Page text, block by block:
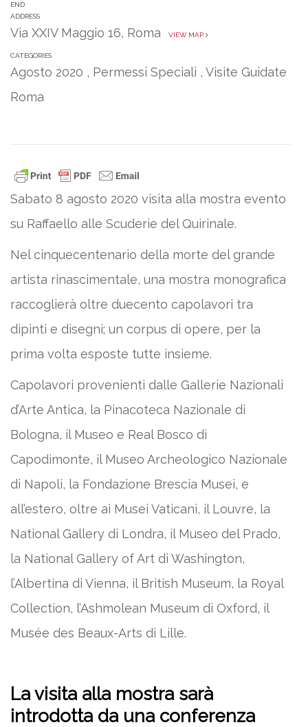
END
ADDRESS
Via XXIV Maggio 16, Roma VIEW MAP
CATEGORIES
Agosto 2020 , Permessi Speciali , Visite Guidate
Roma
Sabato 8 agosto 2020 visita alla mostra evento
su Raffaello alle Scuderie del Quirinale.
Nel cinquecentenario della morte del grande
artista rinascimentale, una mostra monografica
raccoglierà oltre duecento capolavori tra
dipinti e disegni; un corpus di opere, per la
prima volta esposte tutte insieme.
Capolavori provenienti dalle Gallerie Nazionali
d’Arte Antica, la Pinacoteca Nazionale di
Bologna, il Museo e Real Bosco di
Capodimonte, il Museo Archeologico Nazionale
di Napoli, la Fondazione Brescia Musei, e
all’estero, oltre ai Musei Vaticani, il Louvre, la
National Gallery di Londra, il Museo del Prado,
la National Gallery of Art di Washington,
l’Albertina di Vienna, il British Museum, la Royal
Collection, l’Ashmolean Museum di Oxford, il
Musée des Beaux-Arts di Lille.
La visita alla mostra sarà
introdotta da una conferenza